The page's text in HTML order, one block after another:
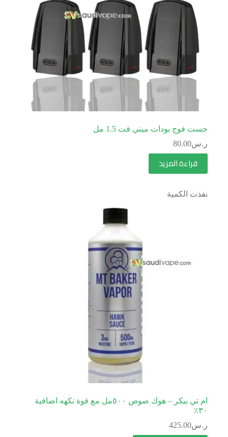
جست فوج بودات ميني فت 1.5 مل
ر.س80.00
قراءة المزيد
نفذت الكمية
ام تي بيكر – هوك صوص ٥٠٠مل مع قوة نكهه اضافية
٣٠٪؜
ر.س425.00